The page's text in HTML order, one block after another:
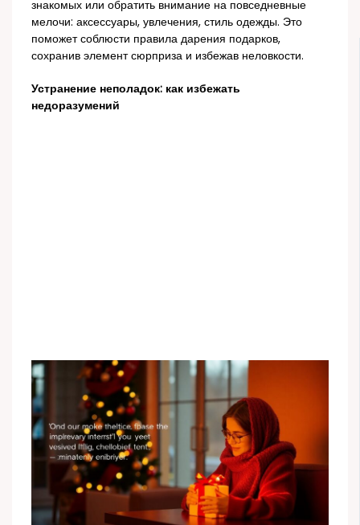
знакомых или обратить внимание на повседневные
мелочи: аксессуары, увлечения, стиль одежды. Это
поможет соблюсти правила дарения подарков,
сохранив элемент сюрприза и избежав неловкости.
Устранение неполадок: как избежать
недоразумений